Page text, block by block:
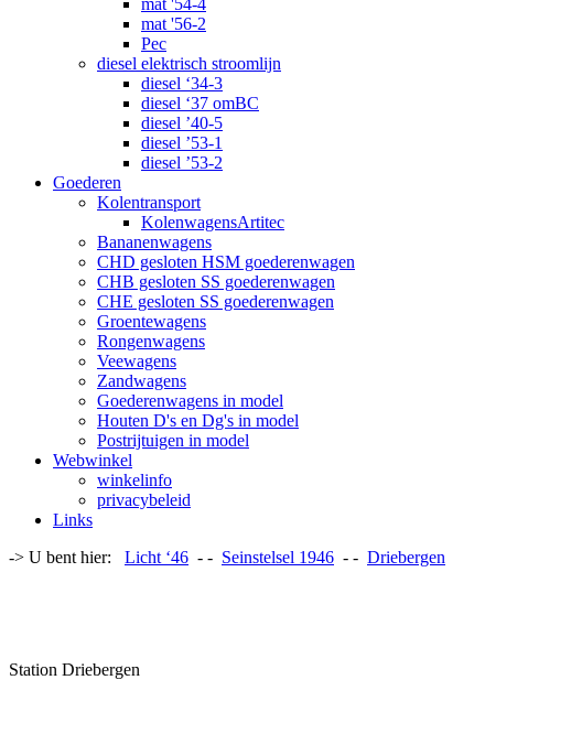
mat '54-4
mat '56-2
Pec
diesel elektrisch stroomlijn
diesel ‘34-3
diesel ‘37 omBC
diesel ’40-5
diesel ’53-1
diesel ’53-2
Goederen
Kolentransport
KolenwagensArtitec
Bananenwagens
CHD gesloten HSM goederenwagen
CHB gesloten SS goederenwagen
CHE gesloten SS goederenwagen
Groentewagens
Rongenwagens
Veewagens
Zandwagens
Goederenwagens in model
Houten D's en Dg's in model
Postrijtuigen in model
Webwinkel
winkelinfo
privacybeleid
Links
-> U bent hier: Licht ‘46 - - Seinstelsel 1946 - - Driebergen
Station Driebergen